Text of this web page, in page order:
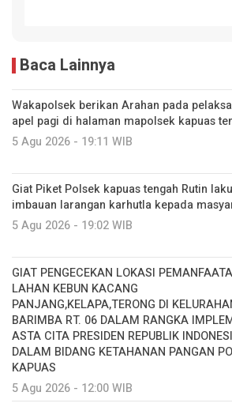
Baca Lainnya
Wakapolsek berikan Arahan pada
apel pagi di halaman mapolsek kapuas
5 Agu 2026 - 19:11 WIB
Giat Piket Polsek kapuas tengah Rutin
imbauan larangan karhutla kepada
5 Agu 2026 - 19:02 WIB
GIAT PENGECEKAN LOKASI
LAHAN KEBUN KACANG
PANJANG,KELAPA,TERONG DI
BARIMBA RT. 06 DALAM RANGKA
ASTA CITA PRESIDEN REPUBLIK
DALAM BIDANG KETAHANAN PANGAN
KAPUAS
5 Agu 2026 - 12:00 WIB